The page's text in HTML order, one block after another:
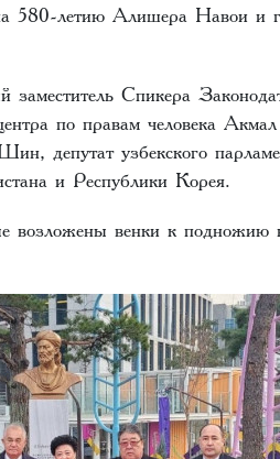
580-летию Алишера Навои и
Спикера
по правам человека
депутат узбекского
и Республики Корея.
возложены венки к подножию